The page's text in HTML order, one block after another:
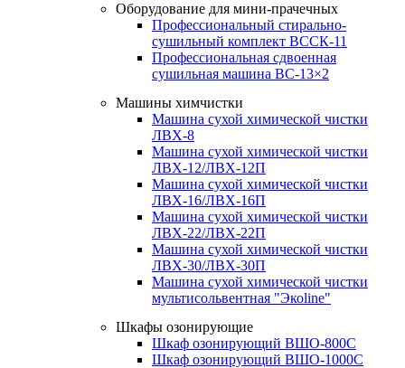
Оборудование для мини-прачечных
Профессиональный стирально-
сушильный комплект ВССК-11
Профессиональная сдвоенная
сушильная машина ВС-13×2
Машины химчистки
Машина сухой химической чистки
ЛВХ-8
Машина сухой химической чистки
ЛВХ-12/ЛВХ-12П
Машина сухой химической чистки
ЛВХ-16/ЛВХ-16П
Машина сухой химической чистки
ЛВХ-22/ЛВХ-22П
Машина сухой химической чистки
ЛВХ-30/ЛВХ-30П
Машина сухой химической чистки
мультисольвентная "Экоline"
Шкафы озонирующие
Шкаф озонирующий ВШО-800С
Шкаф озонирующий ВШО-1000С